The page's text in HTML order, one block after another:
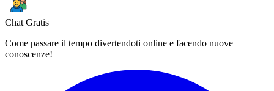
Chat Gratis
Come passare il tempo divertendoti online e facendo nuove
conoscenze!